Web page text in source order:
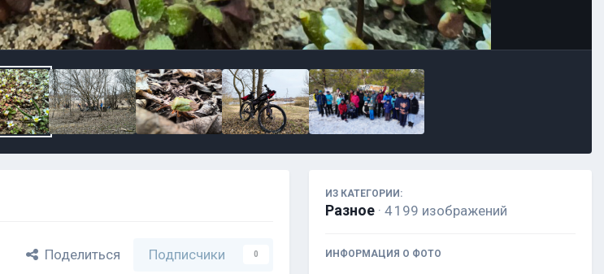
Поделиться Подписчики 0
ИЗ КАТЕГОРИИ:
Разное · 4 199 изображений
ИНФОРМАЦИЯ О ФОТО